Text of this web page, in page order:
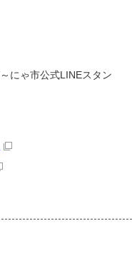
にゃ市公式LINEスタン